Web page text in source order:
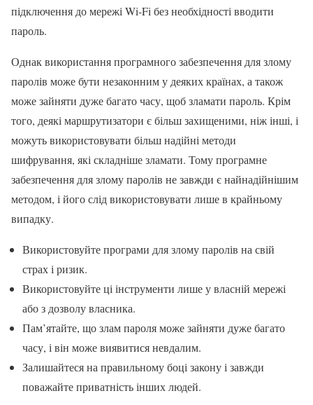
підключення до мережі Wi-Fi без необхідності вводити
пароль.
Однак використання програмного забезпечення для злому
паролів може бути незаконним у деяких країнах, а також
може зайняти дуже багато часу, щоб зламати пароль. Крім
того, деякі маршрутизатори є більш захищеними, ніж інші, і
можуть використовувати більш надійні методи
шифрування, які складніше зламати. Тому програмне
забезпечення для злому паролів не завжди є найнадійнішим
методом, і його слід використовувати лише в крайньому
випадку.
Використовуйте програми для злому паролів на свій
страх і ризик.
Використовуйте ці інструменти лише у власній мережі
або з дозволу власника.
Пам’ятайте, що злам пароля може зайняти дуже багато
часу, і він може виявитися невдалим.
Залишайтеся на правильному боці закону і завжди
поважайте приватність інших людей.